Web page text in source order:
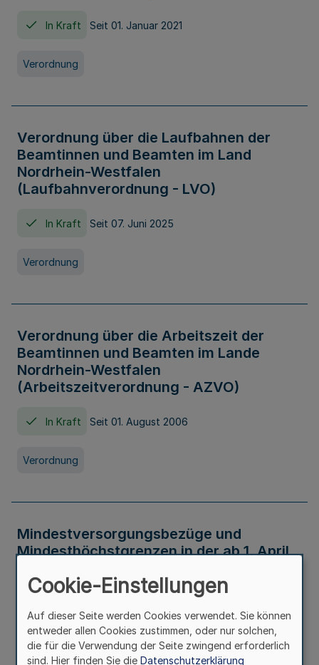
In Kraft Seit 01. Januar 2021
Verordnung
Verordnung über die Laufbahnen der
Beamtinnen und Beamten im Land
Nordrhein-Westfalen
(Laufbahnverordnung - LVO)
In Kraft Seit 07. Juni 2025
Verordnung
Verordnung über die Arbeitszeit der
Beamtinnen und Beamten im Lande
Nordrhein-Westfalen
(Arbeitszeitverordnung - AZVO)
In Kraft Seit 01. August 2006
Verordnung
Mindestversorgungsbezüge und
Mindesthöchstgrenzen in der ab 1. April
Verwaltungsvorschrift
Cookie-Einstellungen
Auf dieser Seite werden Cookies verwendet. Sie können
entweder allen Cookies zustimmen, oder nur solchen,
die für die Verwendung der Seite zwingend erforderlich
sind. Hier finden Sie die Datenschutzerklärung